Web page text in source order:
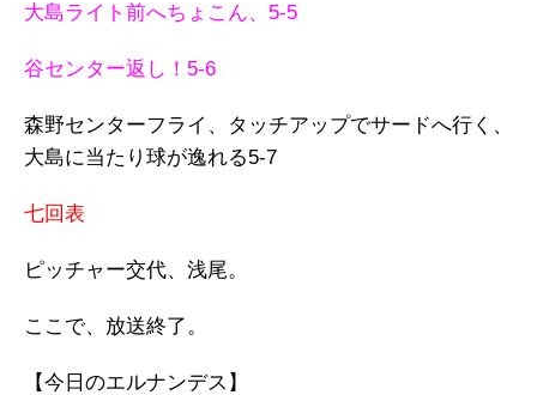
大島ライト前へちょこん、5-5
谷センター返し！5-6
森野センターフライ、タッチアップでサードへ行く、
大島に当たり球が逸れる5-7
七回表
ピッチャー交代、浅尾。
ここで、放送終了。
【今日のエルナンデス】